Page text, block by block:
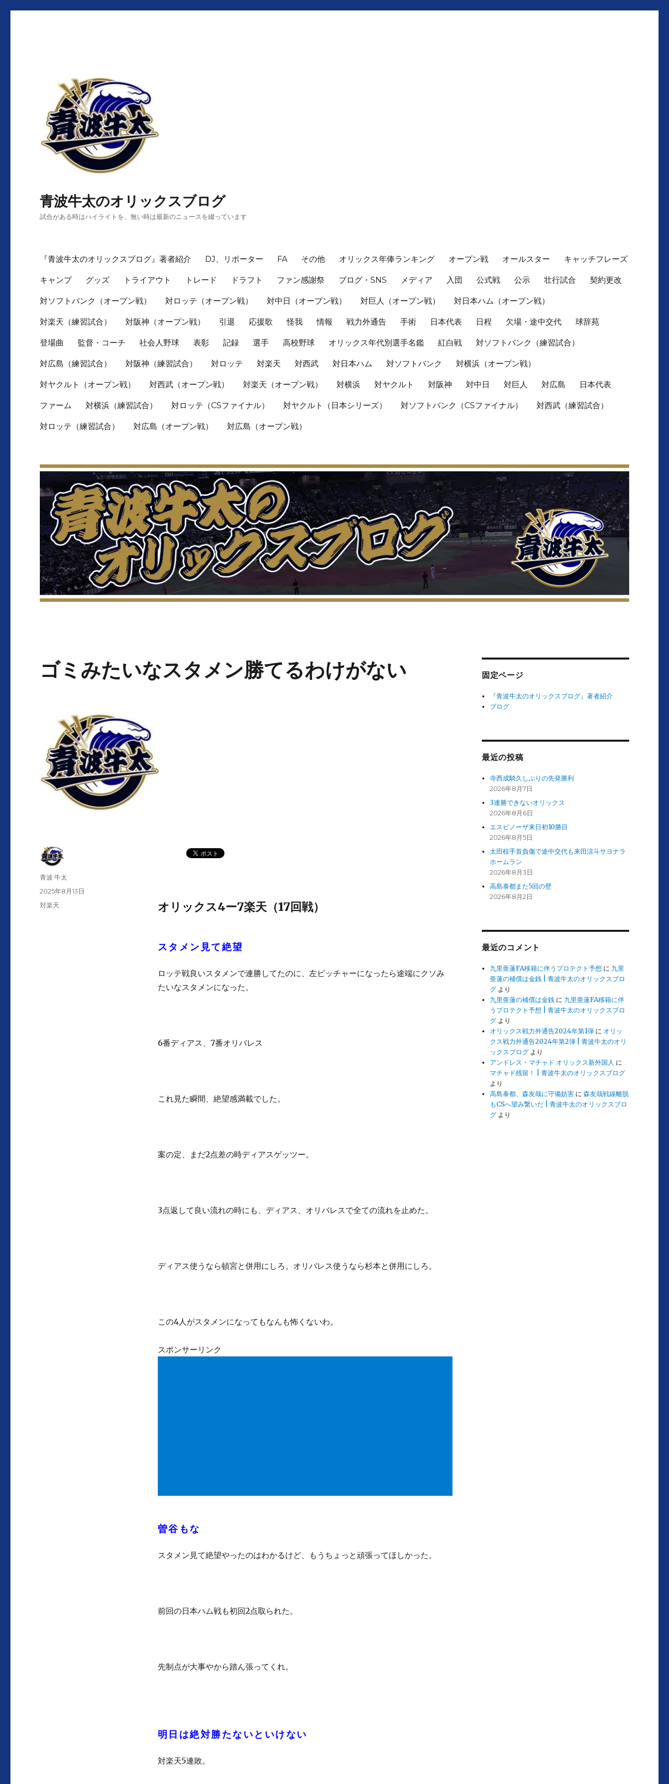
青波牛太のオリックスブログ
試合がある時はハイライトを、無い時は最新のニュースを綴っています
『青波牛太のオリックスブログ』著者紹介 DJ、リポーター FA その他 オリックス年俸ランキング オープン戦 オールスター キャッチフレーズ
キャンプ グッズ トライアウト トレード ドラフト ファン感謝祭 ブログ・SNS メディア 入団 公式戦 公示 壮行試合 契約更改
対ソフトバンク（オープン戦） 対ロッテ（オープン戦） 対中日（オープン戦） 対巨人（オープン戦） 対日本ハム（オープン戦）
対楽天（練習試合） 対阪神（オープン戦） 引退 応援歌 怪我 情報 戦力外通告 手術 日本代表 日程 欠場・途中交代 球辞苑
登場曲 監督・コーチ 社会人野球 表彰 記録 選手 高校野球 オリックス年代別選手名鑑 紅白戦 対ソフトバンク（練習試合）
対広島（練習試合） 対阪神（練習試合） 対ロッテ 対楽天 対西武 対日本ハム 対ソフトバンク 対横浜（オープン戦）
対ヤクルト（オープン戦） 対西武（オープン戦） 対楽天（オープン戦） 対横浜 対ヤクルト 対阪神 対中日 対巨人 対広島 日本代表
ファーム 対横浜（練習試合） 対ロッテ（CSファイナル） 対ヤクルト（日本シリーズ） 対ソフトバンク（CSファイナル） 対西武（練習試合）
対ロッテ（練習試合） 対広島（オープン戦） 対広島（オープン戦）
ゴミみたいなスタメン勝てるわけがない
オリックス4ー7楽天（17回戦）
スタメン見て絶望
ロッテ戦良いスタメンで連勝してたのに、左ピッチャーになったら途端にクソみ
たいなスタメンになった。
6番ディアス、7番オリバレス
これ見た瞬間、絶望感満載でした。
案の定、まだ2点差の時ディアスゲッツー。
3点返して良い流れの時にも、ディアス、オリバレスで全ての流れを止めた。
ディアス使うなら頓宮と併用にしろ。オリバレス使うなら杉本と併用にしろ。
この4人がスタメンになってもなんも怖くないわ。
スポンサーリンク
曽谷もな
スタメン見て絶望やったのはわかるけど、もうちょっと頑張ってほしかった。
前回の日本ハム戦も初回2点取られた。
先制点が大事やから踏ん張ってくれ。
明日は絶対勝たないといけない
対楽天5連敗。
投
青波 牛太
投
稿
2025年8月13日
カ
対楽天
固定ページ
『青波牛太のオリックスブログ』著者紹介
ブログ
最近の投稿
寺西成騎久しぶりの先発勝利
2026年8月7日
3連勝できないオリックス
2026年8月6日
エスピノーザ来日初10勝目
2026年8月5日
太田椋手首負傷で途中交代も来田涼斗サヨナラ
ホームラン
2026年8月3日
高島泰都また5回の壁
2026年8月2日
最近のコメント
九里亜蓮FA移籍に伴うプロテクト予想 に 九里
亜蓮の補償は金銭 | 青波牛太のオリックスブロ
グ より
九里亜蓮の補償は金銭 に 九里亜蓮FA移籍に伴
うプロテクト予想 | 青波牛太のオリックスブロ
グ より
オリックス戦力外通告2024年第1弾 に オリッ
クス戦力外通告2024年第2弾 | 青波牛太のオリ
ックスブログ より
アンドレス・マチャド オリックス新外国人 に
マチャド残留！ | 青波牛太のオリックスブログ
より
高島泰都、森友哉に守備妨害 に森友哉戦線離脱
もCSへ望み繋いだ | 青波牛太のオリックスブロ
グ より